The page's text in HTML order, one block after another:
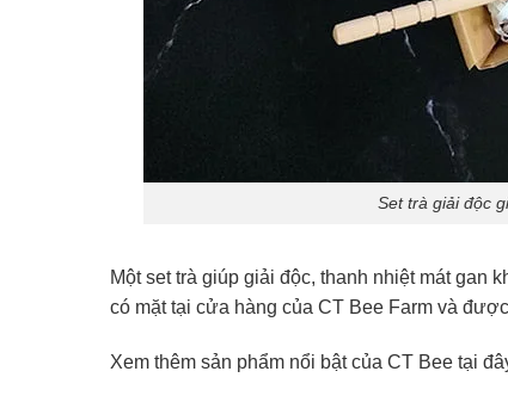
Set trà giải độc
Một set trà giúp giải độc, thanh nhiệt mát gan
có mặt tại cửa hàng của CT Bee Farm và
Xem thêm sản phẩm nổi bật của CT Bee tại